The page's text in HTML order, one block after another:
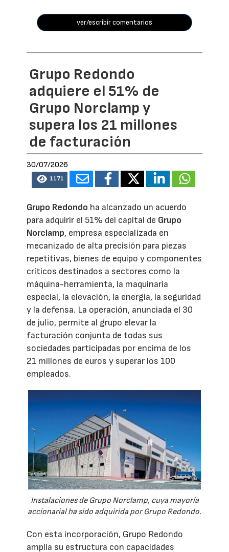
ver/escribir comentarios
Grupo Redondo
adquiere el 51% de
Grupo Norclamp y
supera los 21 millones
de facturación
30/07/2026
1171
Grupo Redondo ha alcanzado un acuerdo
para adquirir el 51% del capital de Grupo
Norclamp, empresa especializada en
mecanizado de alta precisión para piezas
repetitivas, bienes de equipo y componentes
críticos destinados a sectores como la
máquina-herramienta, la maquinaria
especial, la elevación, la energía, la seguridad
y la defensa. La operación, anunciada el 30
de julio, permite al grupo elevar la
facturación conjunta de todas sus
sociedades participadas por encima de los
21 millones de euros y superar los 100
empleados.
Instalaciones de Grupo Norclamp, cuya mayoría
accionarial ha sido adquirida por Grupo Redondo.
Con esta incorporación, Grupo Redondo
amplía su estructura con capacidades